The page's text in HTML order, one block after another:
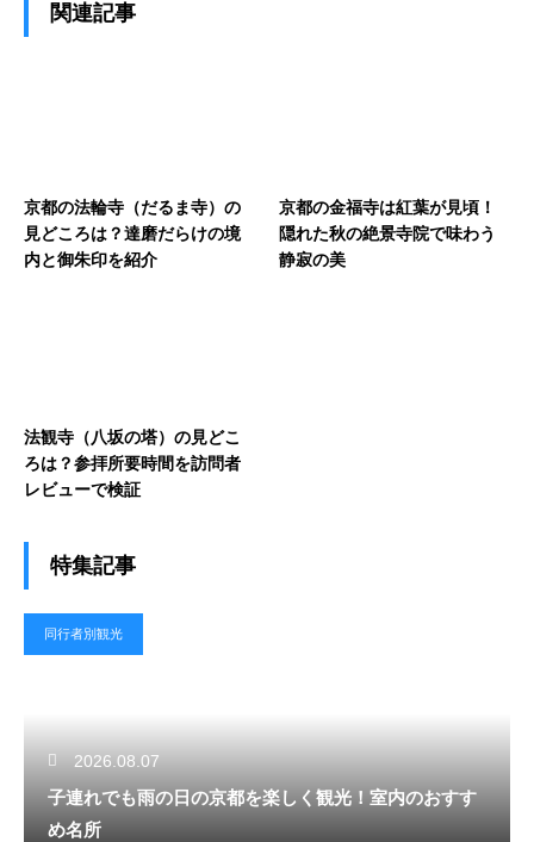
関連記事
京都の法輪寺（だるま寺）の
見どころは？達磨だらけの境
内と御朱印を紹介
京都の金福寺は紅葉が見頃！
隠れた秋の絶景寺院で味わう
静寂の美
法観寺（八坂の塔）の見どこ
ろは？参拝所要時間を訪問者
レビューで検証
特集記事
同行者別観光
2026.08.07
子連れでも雨の日の京都を楽しく観光！室内のおすす
め名所